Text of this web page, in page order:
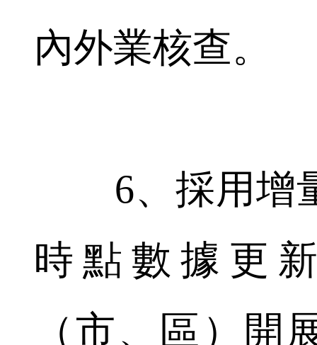
內外業核查。
6、採用增
時點數據更
（市、區）開